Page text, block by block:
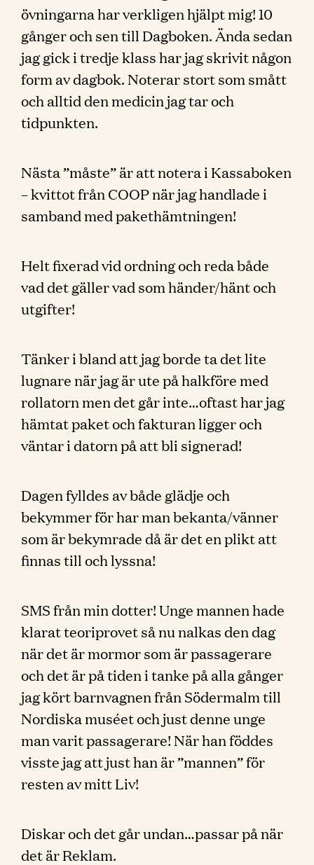
övningarna har verkligen hjälpt mig! 10
gånger och sen till Dagboken. Ända sedan
jag gick i tredje klass har jag skrivit någon
form av dagbok. Noterar stort som smått
och alltid den medicin jag tar och
tidpunkten.
Nästa ”måste” är att notera i Kassaboken
– kvittot från COOP när jag handlade i
samband med pakethämtningen!
Helt fixerad vid ordning och reda både
vad det gäller vad som händer/hänt och
utgifter!
Tänker i bland att jag borde ta det lite
lugnare när jag är ute på halkföre med
rollatorn men det går inte…oftast har jag
hämtat paket och fakturan ligger och
väntar i datorn på att bli signerad!
Dagen fylldes av både glädje och
bekymmer för har man bekanta/vänner
som är bekymrade då är det en plikt att
finnas till och lyssna!
SMS från min dotter! Unge mannen hade
klarat teoriprovet så nu nalkas den dag
när det är mormor som är passagerare
och det är på tiden i tanke på alla gånger
jag kört barnvagnen från Södermalm till
Nordiska muséet och just denne unge
man varit passagerare! När han föddes
visste jag att just han är ”mannen” för
resten av mitt Liv!
Diskar och det går undan…passar på när
det är Reklam.